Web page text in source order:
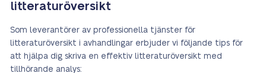
litteraturöversikt
Som leverantörer av professionella tjänster för
litteraturöversikt i avhandlingar erbjuder vi följande tips för
att hjälpa dig skriva en effektiv litteraturöversikt med
tillhörande analys: